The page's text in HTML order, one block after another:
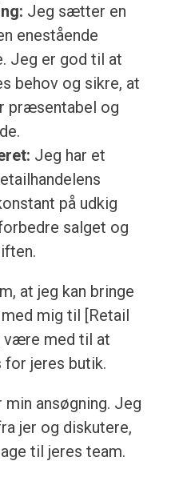
Jeg sætter en
enestående
Jeg er god til at
behov og sikre, at
præsentabel og
Jeg har et
på udkig
salget og
at jeg kan bringe
mig til [Retail
være med til at
jeres butik.
ansøgning. Jeg
jer og diskutere,
til jeres team.